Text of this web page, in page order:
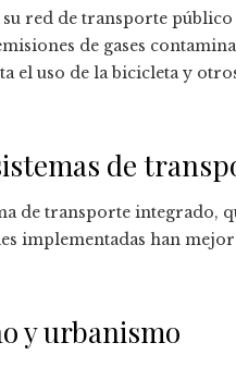
red de transporte público
de gases
el uso de la bicicleta y
de
de transporte integrado,
implementadas han
y urbanismo